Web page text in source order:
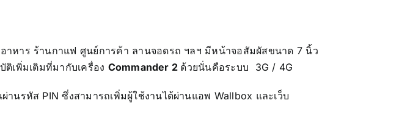
าหาร ร้านกาแฟ ศูนย์การค้า ลานจอดรถ ฯลฯ มีหน้าจอสัมผัสขนาด 7 นิ้ว
เพิ่มเติมที่มากับเครื่อง Commander 2 ด้วยนั่นคือระบบ 3G / 4G
านรหัส PIN ซึ่งสามารถเพิ่มผู้ใช้งานได้ผ่านแอพ Wallbox และเว็บ